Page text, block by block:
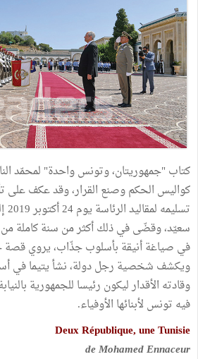
كتاب "جمهوريتان، وتونس واحدة" لمحمّد
كواليس الحكم وصنع القرار، وقد عكف على
سعيّد، وقضّى في ذلك أكثر من سنة كاملة من
في صياغة أنيقة بأسلوب جذّاب، يروي قصة
ويكشف شخصية رجل دولة، نشأ يتيما في
وقادته الأقدار ليكون رئيسا للجمهورية
فيه تونس لأبنائها الأوفياء.
Deux République, une Tunisie
de Mohamed Ennaceur